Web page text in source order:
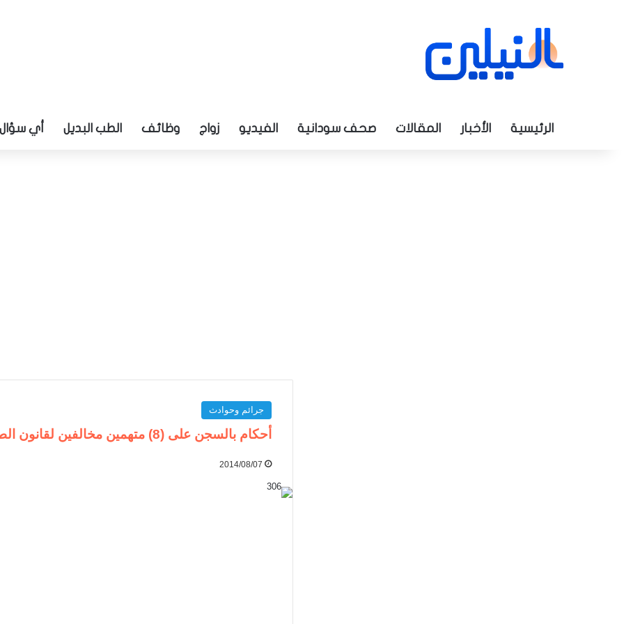
الرئيسية الأخبار المقالات صحف سودانية الفيديو زواج وظائف الطب البديل أي سؤال
جرائم وحوادث
أحكام بالسجن على (8) متهمين مخالفين لقانون الطوارئ بنيالا
2014/08/07